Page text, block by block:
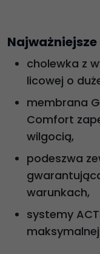
cholewka z
licowej o
membrana
Comfort
wilgocią,
podeszwa
warunkach,
systemy